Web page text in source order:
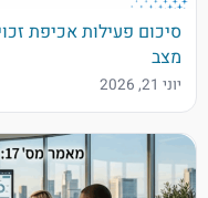
מצב
יוני 21, 2026